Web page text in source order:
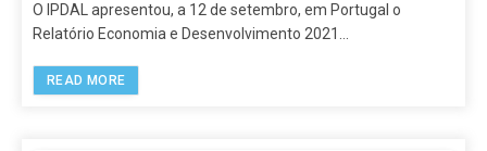
O IPDAL apresentou, a 12 de setembro, em Portugal o
Relatório Economia e Desenvolvimento 2021…
READ MORE